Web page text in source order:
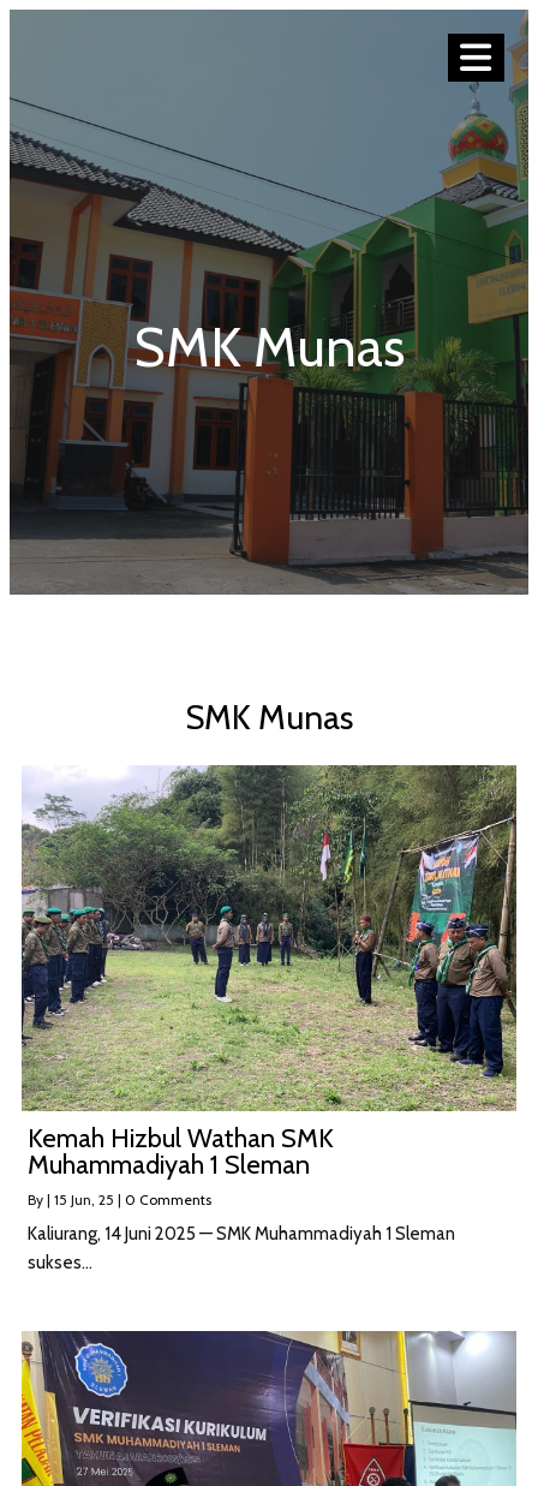
SMK Munas
SMK Munas
Kemah Hizbul Wathan SMK
Muhammadiyah 1 Sleman
By | 15 Jun, 25 | 0 Comments
Kaliurang, 14 Juni 2025 — SMK Muhammadiyah 1 Sleman
sukses…